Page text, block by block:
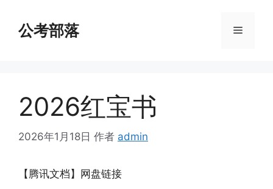
公考部落 菜
2026红宝书
2026年1月18日 作者 admin
【腾讯文档】网盘链接